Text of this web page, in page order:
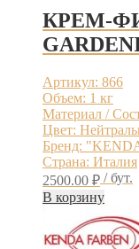
КРЕМ-
Артикул: 866
Объем: 1 кг
Материал /
Цвет:
Бренд:
Страна: Италия
2500.00 ₽ / бут.
В корзину